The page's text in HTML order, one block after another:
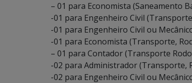
– 01 para Economista (Saneamento
-01 para Engenheiro Civil
-01 para Engenheiro Civil ou
-01 para Economista (Transporte,
– 01 para Contador (Transporte
-02 para Administrador (Transporte,
-02 para Engenheiro Civil ou